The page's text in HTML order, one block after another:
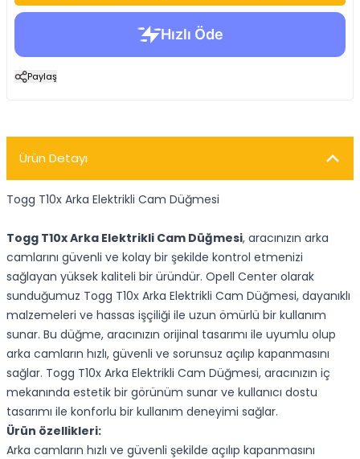
Paylaş
Ürün Detayı
Togg T10x Arka Elektrikli Cam Düğmesi
Togg T10x Arka Elektrikli Cam Düğmesi, aracınızın arka
camlarını güvenli ve kolay bir şekilde kontrol etmenizi
sağlayan yüksek kaliteli bir üründür. Opell Center olarak
sunduğumuz Togg T10x Arka Elektrikli Cam Düğmesi, dayanıklı
malzemeleri ve hassas işçiliği ile uzun ömürlü bir kullanım
sunar. Bu düğme, aracınızın orijinal tasarımı ile uyumlu olup
arka camların hızlı, güvenli ve sorunsuz açılıp kapanmasını
sağlar. Togg T10x Arka Elektrikli Cam Düğmesi, aracınızın iç
mekanında estetik bir görünüm sunar ve kullanıcı dostu
tasarımı ile konforlu bir kullanım deneyimi sağlar.
Ürün özellikleri:
Arka camların hızlı ve güvenli şekilde açılıp kapanmasını